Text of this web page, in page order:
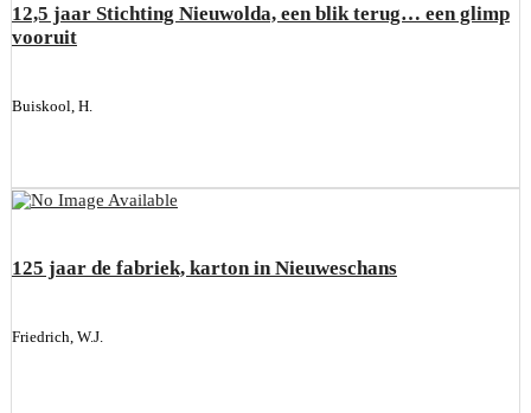
12,5 jaar Stichting Nieuwolda, een blik terug… een glimp
vooruit
Buiskool, H.
125 jaar de fabriek, karton in Nieuweschans
Friedrich, W.J.